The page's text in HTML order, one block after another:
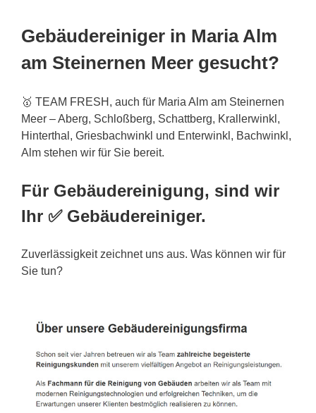
Gebäudereiniger in Maria Alm
am Steinernen Meer gesucht?
🥇 TEAM FRESH, auch für Maria Alm am Steinernen
Meer – Aberg, Schloßberg, Schattberg, Krallerwinkl,
Hinterthal, Griesbachwinkl und Enterwinkl, Bachwinkl,
Alm stehen wir für Sie bereit.
Für Gebäudereinigung, sind wir
Ihr ✅ Gebäudereiniger.
Zuverlässigkeit zeichnet uns aus. Was können wir für
Sie tun?